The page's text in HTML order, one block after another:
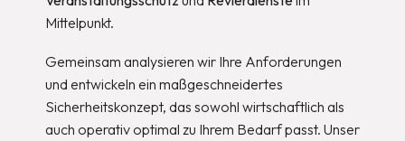
Mittelpunkt.
Gemeinsam analysieren wir Ihre Anforderungen
und entwickeln ein maßgeschneidertes
Sicherheitskonzept, das sowohl wirtschaftlich als
auch operativ optimal zu Ihrem Bedarf passt. Unser